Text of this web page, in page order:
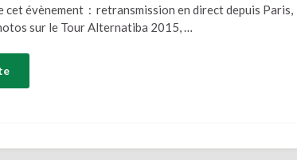
cet évènement : retransmission en direct depuis Paris,
sur le Tour Alternatiba 2015, …